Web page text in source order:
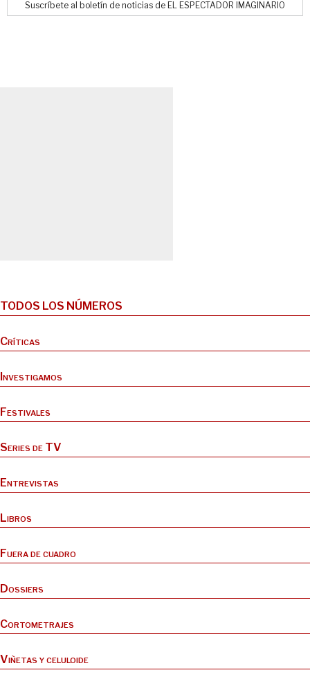
Suscríbete al boletín de noticias de EL ESPECTADOR IMAGINARIO
TODOS LOS NÚMEROS
Críticas
Investigamos
Festivales
Series de TV
Entrevistas
Libros
Fuera de cuadro
Dossiers
Cortometrajes
Viñetas y celuloide